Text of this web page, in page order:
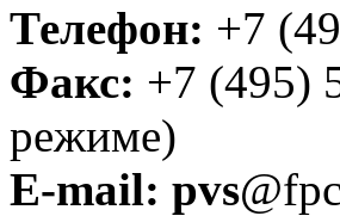
Телефон: +7
Факс: +7 (495)
режиме)
E-mail: pvs